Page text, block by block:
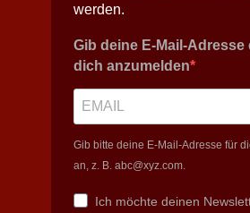
werden.
Gib deine E-Mail-Adresse
dich anzumelden
Gib bitte deine E-Mail-Adresse für
an, z. B. abc@xyz.com.
Ich möchte deinen